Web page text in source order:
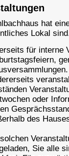
hat
Lokal
für interne
oder
des
Sie alle